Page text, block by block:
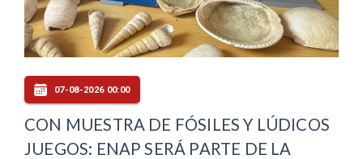
07-08-2026 00:00
CON MUESTRA DE FÓSILES Y LÚDICOS
JUEGOS: ENAP SERÁ PARTE DE LA